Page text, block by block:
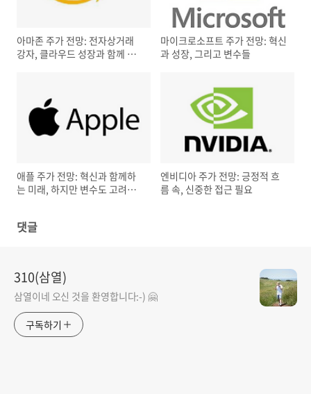
아마존 주가 전망: 전자상거래
강자, 클라우드 성장과 함께 미
마이크로소프트 주가 전망: 혁신
과 성장, 그리고 변수들
애플 주가 전망: 혁신과 함께하
는 미래, 하지만 변수도 고려해
엔비디아 주가 전망: 긍정적 흐
름 속, 신중한 접근 필요
댓글
310(삼열)
삼열이네 오신 것을 환영합니다:-) 🤗
구독하기